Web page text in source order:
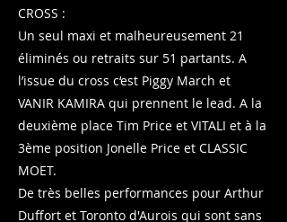
CROSS :
Un seul maxi et malheureusement 21
éliminés ou retraits sur 51 partants. A
l’issue du cross c‘est Piggy March et
VANIR KAMIRA qui prennent le lead. A la
deuxième place Tim Price et VITALI et à la
3ème position Jonelle Price et CLASSIC
MOET.
​De très belles performances pour Arthur
Duffort et Toronto d'Aurois qui sont sans